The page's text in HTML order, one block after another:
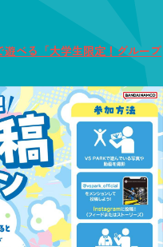
遊べる「大学生限定！グループ